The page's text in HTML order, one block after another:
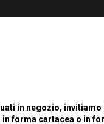
in negozio,
forma cartacea o in